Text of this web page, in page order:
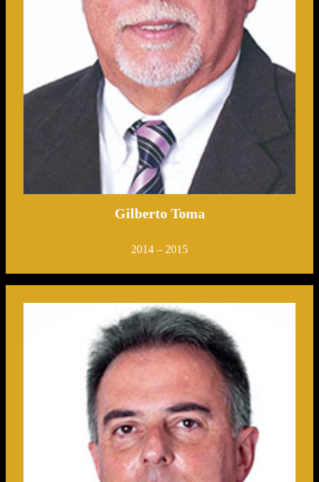
Gilberto Toma
2014 – 2015